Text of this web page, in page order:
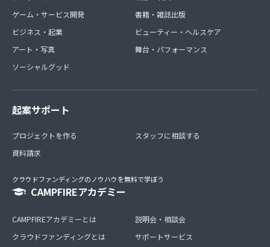
ゲーム・サービス開発
ビジネス・起業
アート・写真
ソーシャルグッド
書籍・雑誌出版
ビューティー・ヘルスケア
舞台・パフォーマンス
起案サポート
プロジェクトを作る
資料請求
スタッフに相談する
クラウドファンディングのノウハウを無料で学ぼう
CAMPFIREアカデミー
CAMPFIREアカデミーとは
クラウドファンディングとは
説明会・相談会
サポートサービス